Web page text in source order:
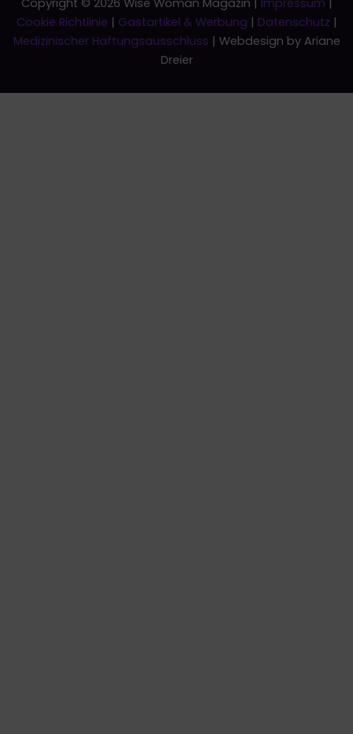
Copyright © 2026 Wise Woman Magazin | Impressum |
Cookie Richtlinie | Gastartikel & Werbung | Datenschutz |
Medizinischer Haftungsausschluss | Webdesign by Ariane
Dreier